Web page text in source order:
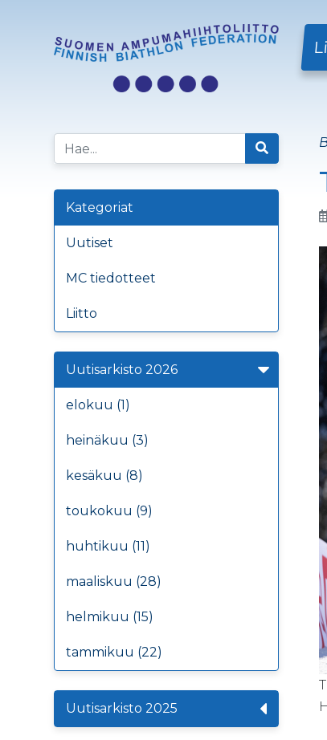
Kategoriat
Uutiset
MC tiedotteet
Liitto
Uutisarkisto 2026
elokuu (1)
heinäkuu (3)
kesäkuu (8)
toukokuu (9)
huhtikuu (11)
maaliskuu (28)
helmikuu (15)
tammikuu (22)
Uutisarkisto 2025